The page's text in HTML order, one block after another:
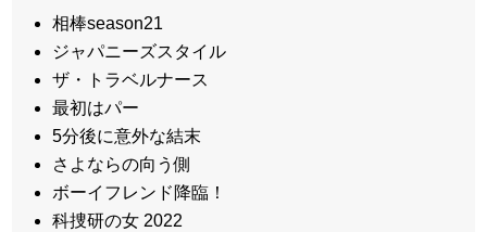
相棒season21
ジャパニーズスタイル
ザ・トラベルナース
最初はパー
5分後に意外な結末
さよならの向う側
ボーイフレンド降臨！
科捜研の女 2022